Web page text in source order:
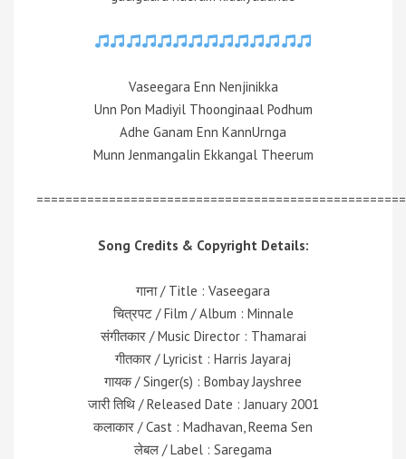
Vaseegara Enn Nenjinikka
Unn Pon Madiyil Thoonginaal Podhum
Adhe Ganam Enn KannUrnga
Munn Jenmangalin Ekkangal Theerum
Song Credits & Copyright Details:
गाना / Title : Vaseegara
चित्रपट / Film / Album : Minnale
संगीतकार / Music Director : Thamarai
गीतकार / Lyricist : Harris Jayaraj
गायक / Singer(s) : Bombay Jayshree
जारी तिथि / Released Date : January 2001
कलाकार / Cast : Madhavan, Reema Sen
लेबल / Label : Saregama